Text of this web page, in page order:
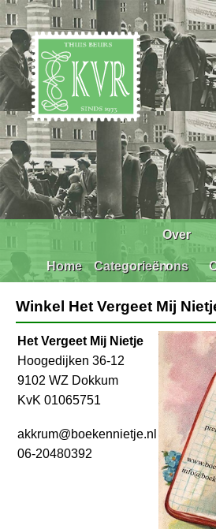
Home Categorieën
Over
ons
Winkel Het Vergeet Mij
Het Vergeet Mij Nietje
Hoogedijken 36-12
9102 WZ Dokkum
KvK 01065751
akkrum@boekennietje.nl
06-20480392